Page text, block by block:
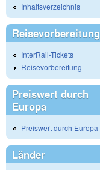
Inhaltsverzeichnis
Reisevorbereitung
InterRail-Tickets
Reisevorbereitung
Preiswert durch
Europa
Preiswert durch Europa
Länder